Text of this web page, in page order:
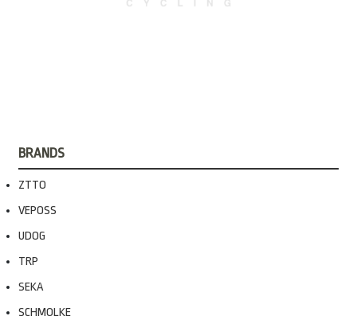
BRANDS
ZTTO
VEPOSS
UDOG
TRP
SEKA
SCHMOLKE